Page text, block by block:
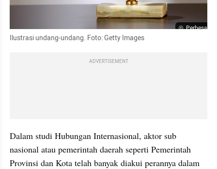
Perbesar
Ilustrasi undang-undang. Foto: Getty Images
ADVERTISEMENT
Dalam studi Hubungan Internasional, aktor sub
nasional atau pemerintah daerah seperti Pemerintah
Provinsi dan Kota telah banyak diakui perannya dalam